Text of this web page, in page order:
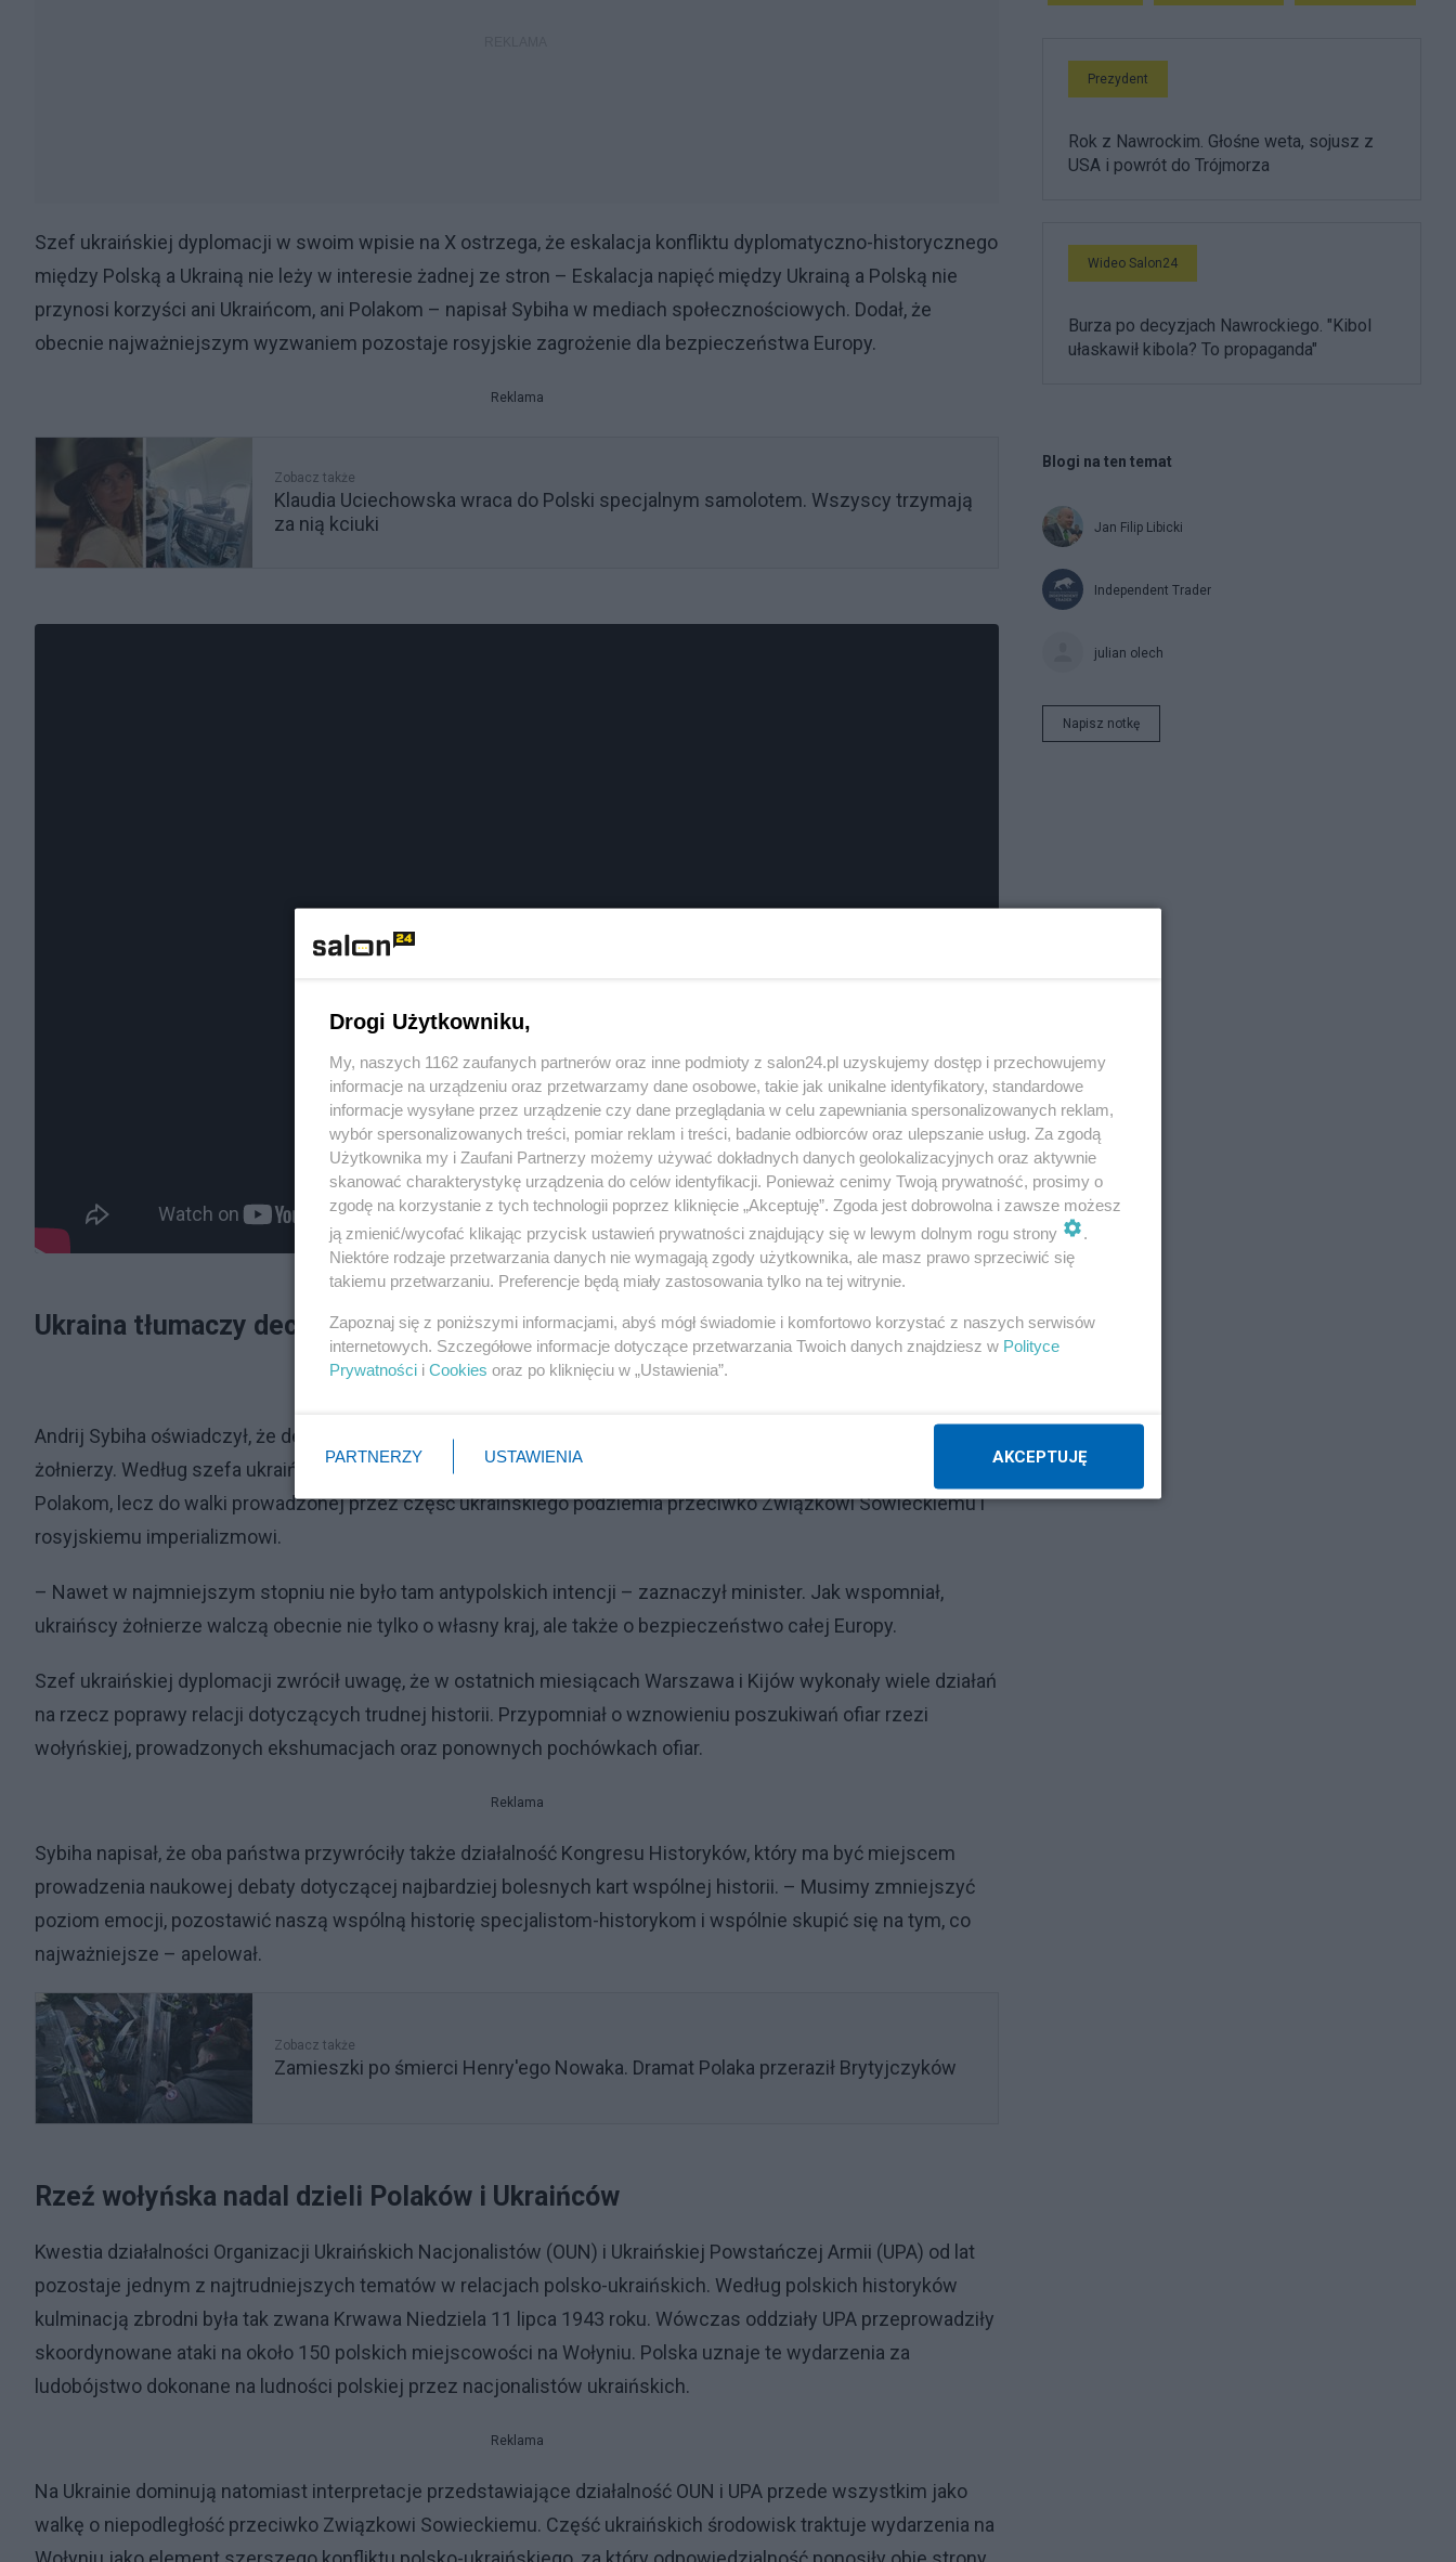
Szef ukraińskiej dyplomacji w swoim wpisie na X ostrzega, że eskalacja konfliktu dyplomatyczno-historycznego
między Polską a Ukrainą nie leży w interesie żadnej ze stron – Eskalacja napięć między Ukrainą a Polską nie
przynosi korzyści ani Ukraińcom, ani Polakom – napisał Sybiha w mediach społecznościowych. Dodał, że
obecnie najważniejszym wyzwaniem pozostaje rosyjskie zagrożenie dla bezpieczeństwa Europy.
Reklama
Zobacz także
Klaudia Uciechowska wraca do Polski specjalnym samolotem. Wszyscy trzymają
za nią kciuki
Ukraina tłumaczy decyzję dotyczącą "Bohaterów UPA”
Reklama
Andrij Sybiha oświadczył, że decyzja o wyborze patrona dla jednostki wojskowej była inicjatywą samych
żołnierzy. Według szefa ukraińskiego MSZ intencją nie było nawiązanie do działań wymierzonych przeciwko
Polakom, lecz do walki prowadzonej przez część ukraińskiego podziemia przeciwko Związkowi Sowieckiemu i
rosyjskiemu imperializmowi.
– Nawet w najmniejszym stopniu nie było tam antypolskich intencji – zaznaczył minister. Jak wspomniał,
ukraińscy żołnierze walczą obecnie nie tylko o własny kraj, ale także o bezpieczeństwo całej Europy.
Szef ukraińskiej dyplomacji zwrócił uwagę, że w ostatnich miesiącach Warszawa i Kijów wykonały wiele działań
na rzecz poprawy relacji dotyczących trudnej historii. Przypomniał o wznowieniu poszukiwań ofiar rzezi
wołyńskiej, prowadzonych ekshumacjach oraz ponownych pochówkach ofiar.
Reklama
Sybiha napisał, że oba państwa przywróciły także działalność Kongresu Historyków, który ma być miejscem
prowadzenia naukowej debaty dotyczącej najbardziej bolesnych kart wspólnej historii. – Musimy zmniejszyć
poziom emocji, pozostawić naszą wspólną historię specjalistom-historykom i wspólnie skupić się na tym, co
najważniejsze – apelował.
Zobacz także
Zamieszki po śmierci Henry'ego Nowaka. Dramat Polaka przeraził Brytyjczyków
Rzeź wołyńska nadal dzieli Polaków i Ukraińców
Kwestia działalności Organizacji Ukraińskich Nacjonalistów (OUN) i Ukraińskiej Powstańczej Armii (UPA) od lat
pozostaje jednym z najtrudniejszych tematów w relacjach polsko-ukraińskich. Według polskich historyków
kulminacją zbrodni była tak zwana Krwawa Niedziela 11 lipca 1943 roku. Wówczas oddziały UPA przeprowadziły
skoordynowane ataki na około 150 polskich miejscowości na Wołyniu. Polska uznaje te wydarzenia za
ludobójstwo dokonane na ludności polskiej przez nacjonalistów ukraińskich.
Reklama
Na Ukrainie dominują natomiast interpretacje przedstawiające działalność OUN i UPA przede wszystkim jako
walkę o niepodległość przeciwko Związkowi Sowieckiemu. Część ukraińskich środowisk traktuje wydarzenia na
Prezydent
Rok z Nawrockim. Głośne weta, sojusz z
USA i powrót do Trójmorza
Wideo Salon24
Burza po decyzjach Nawrockiego. "Kibol
ułaskawił kibola? To propaganda"
Blogi na ten temat
Jan Filip Libicki
Independent Trader
julian olech
Napisz notkę
Drogi Użytkowniku,
My, naszych 1162 zaufanych partnerów oraz inne podmioty z salon24.pl uzyskujemy dostęp i przechowujemy
informacje na urządzeniu oraz przetwarzamy dane osobowe, takie jak unikalne identyfikatory, standardowe
informacje wysyłane przez urządzenie czy dane przeglądania w celu zapewniania spersonalizowanych reklam,
wybór spersonalizowanych treści, pomiar reklam i treści, badanie odbiorców oraz ulepszanie usług. Za zgodą
Użytkownika my i Zaufani Partnerzy możemy używać dokładnych danych geolokalizacyjnych oraz aktywnie
skanować charakterystykę urządzenia do celów identyfikacji. Ponieważ cenimy Twoją prywatność, prosimy o
zgodę na korzystanie z tych technologii poprzez kliknięcie „Akceptuję”. Zgoda jest dobrowolna i zawsze możesz
ją zmienić/wycofać klikając przycisk ustawień prywatności znajdujący się w lewym dolnym rogu strony
.
Niektóre rodzaje przetwarzania danych nie wymagają zgody użytkownika, ale masz prawo sprzeciwić się
takiemu przetwarzaniu. Preferencje będą miały zastosowania tylko na tej witrynie.
Zapoznaj się z poniższymi informacjami, abyś mógł świadomie i komfortowo korzystać z naszych serwisów
internetowych. Szczegółowe informacje dotyczące przetwarzania Twoich danych znajdziesz w Polityce
Prywatności i Cookies oraz po kliknięciu w „Ustawienia”.
PARTNERZY USTAWIENIA AKCEPTUJĘ